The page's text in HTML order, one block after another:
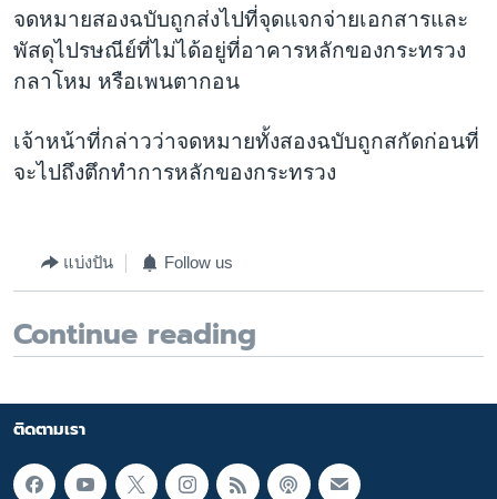
จดหมายสองฉบับถูกส่งไปที่จุดแจกจ่ายเอกสารและ
พัสดุไปรษณีย์ที่ไม่ได้อยู่ที่อาคารหลักของกระทรวง
กลาโหม หรือเพนตากอน
เจ้าหน้าที่กล่าวว่าจดหมายทั้งสองฉบับถูกสกัดก่อนที่
จะไปถึงตึกทำการหลักของกระทรวง
แบ่งปัน Follow us
Continue reading
ติดตามเรา